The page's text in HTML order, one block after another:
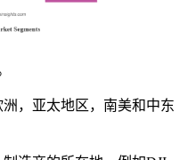
，亚太地区，南美和中东